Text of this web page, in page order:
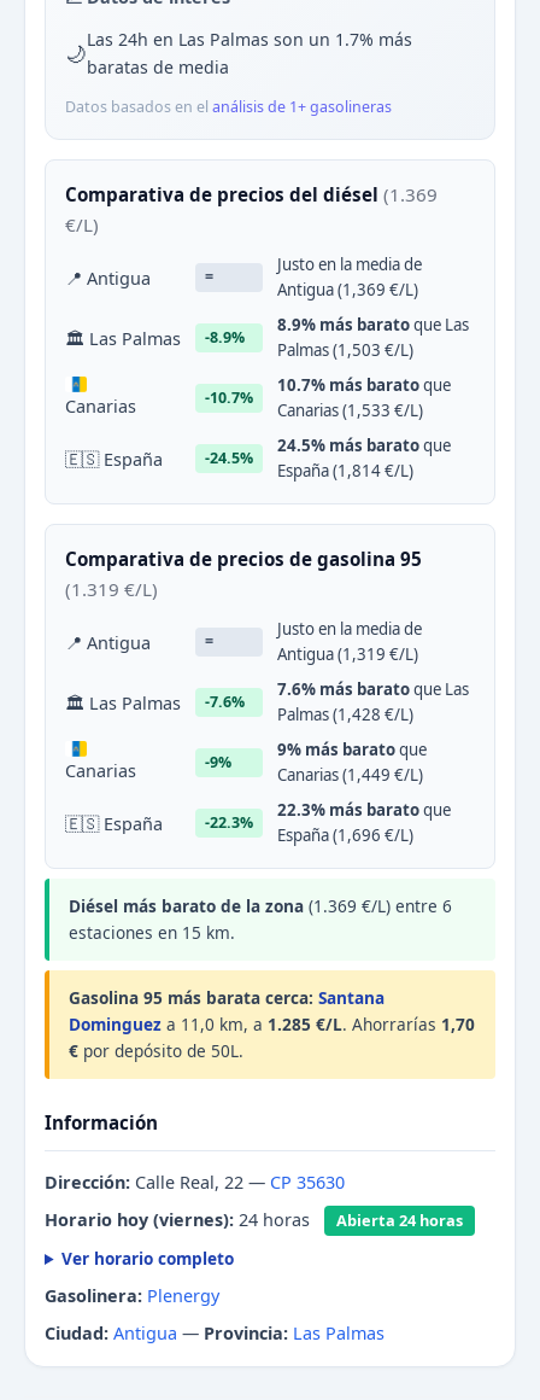
🌙Las 24h en Las Palmas son un 1.7% más
baratas de media
Datos basados en el análisis de 1+ gasolineras
Comparativa de precios del diésel (1.369
€/L)
📍 Antigua =
Justo en la media de
Antigua (1,369 €/L)
🏛 Las Palmas -8.9%
8.9% más baratoque Las
Palmas (1,503 €/L)
Canarias -10.7%
10.7% más baratoque
Canarias (1,533 €/L)
🇪🇸 España -24.5%
24.5% más baratoque
España (1,814 €/L)
Comparativa de precios de gasolina 95
(1.319 €/L)
📍 Antigua =
Justo en la media de
Antigua (1,319 €/L)
🏛 Las Palmas -7.6%
7.6% más baratoque Las
Palmas (1,428 €/L)
Canarias -9%
9% más baratoque
Canarias (1,449 €/L)
🇪🇸 España -22.3%
22.3% más baratoque
España (1,696 €/L)
Diésel más barato de la zona (1.369 €/L) entre 6
estaciones en 15 km.
Gasolina 95 más barata cerca: Santana
Dominguez a 11,0 km, a 1.285 €/L. Ahorrarías 1,70
€ por depósito de 50L.
Información
Dirección: Calle Real, 22 — CP 35630
Horario hoy (viernes): 24 horas Abierta 24 horas
Ver horario completo
Gasolinera: Plenergy
Ciudad: Antigua — Provincia: Las Palmas